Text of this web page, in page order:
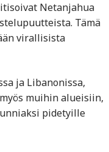
Netanjahua
Tämä
virallisista
ja Libanonissa,
muihin alueisiin,
pidetyille